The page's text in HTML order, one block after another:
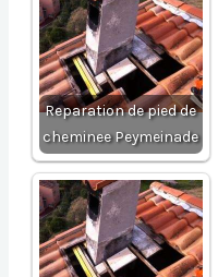
Reparation de pied de
cheminee Peymeinade